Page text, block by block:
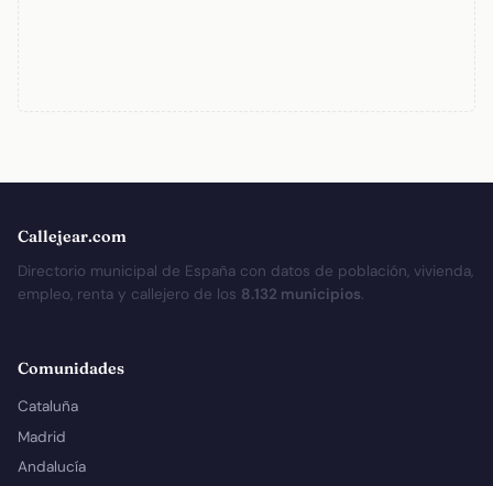
Callejear.com
Directorio municipal de España con datos de población, vivienda,
empleo, renta y callejero de los 8.132 municipios.
Comunidades
Cataluña
Madrid
Andalucía